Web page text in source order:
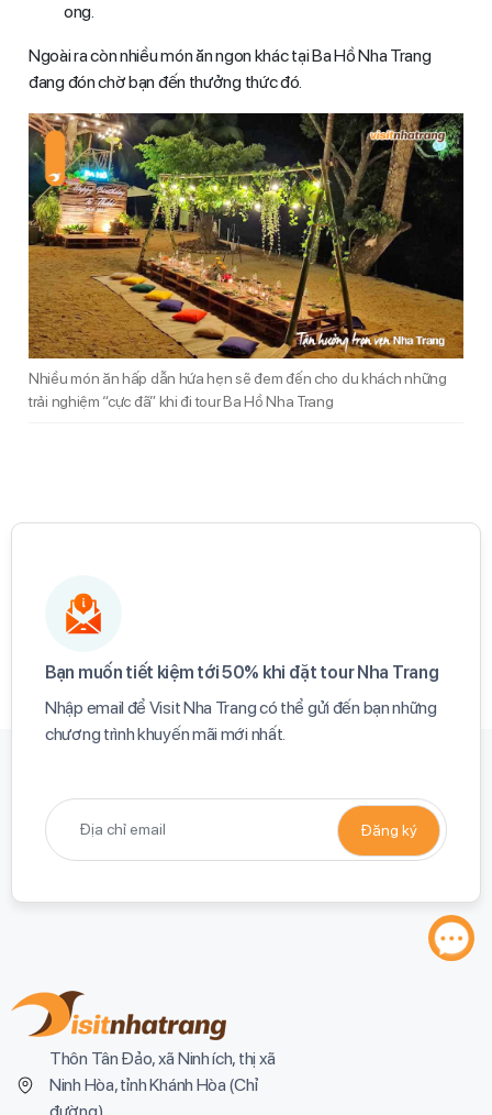
ong.
Ngoài ra còn nhiều món ăn ngon khác tại Ba Hồ Nha Trang
đang đón chờ bạn đến thưởng thức đó.
Nhiều món ăn hấp dẫn hứa hẹn sẽ đem đến cho du khách những
trải nghiệm “cực đã” khi đi tour Ba Hồ Nha Trang
Bạn muốn tiết kiệm tới 50% khi đặt tour Nha Trang​
Nhập email để Visit Nha Trang có thể gửi đến bạn những
chương trình khuyến mãi mới nhất.​
Thôn Tân Đảo, xã Ninh ích, thị xã
Ninh Hòa, tỉnh Khánh Hòa (Chỉ